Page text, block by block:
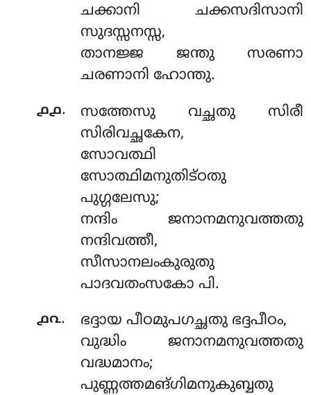
ചക്കാനി ചക്കസദിസാനി
സുദസ്സനസ്സ,
താനജ്ജ ജന്തു സരണാ
ചരണാനി ഹോന്തു.
൧൧.
സത്തേസു വച്ഛതു സിരീ
സിരിവച്ഛകേന,
സോവത്ഥി
സോത്ഥിമനുതിട്ഠതു
പുഗ്ഗലേസു;
നന്ദിം ജനാനമനുവത്തതു
നന്ദിവത്തീ,
സീസാനലംകുരുതു
പാദവതംസകോ പി.
൧൨.
ഭദ്ദായ പീഠമുപഗച്ഛതു ഭദ്ദപീഠം,
വുദ്ധിം ജനാനമനുവത്തതു
വദ്ധമാനം;
പുണ്ണത്തമങ്ഗിമനുകുബ്ബതു